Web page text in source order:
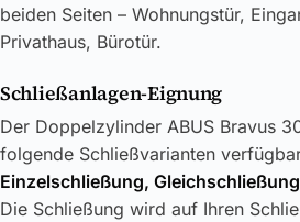
beiden Seiten – Wohnungstür,
Privathaus, Bürotür.
Schließanlagen-Eignung
Der Doppelzylinder ABUS Bravus
folgende Schließvarianten
Einzelschließung,
Die Schließung wird auf Ihren